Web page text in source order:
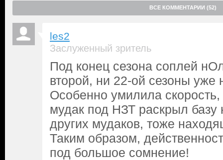
ВСЕ КОММЕНТАРИИ (52)
les2
Заслуженный зритель
Под конец сезона соплей
второй, ни 22-ой сезоны уже
Особенно умилила скорость,
мудак под НЗТ раскрыл базу
других мудаков, тоже
Таким образом,
под большое сомнение!